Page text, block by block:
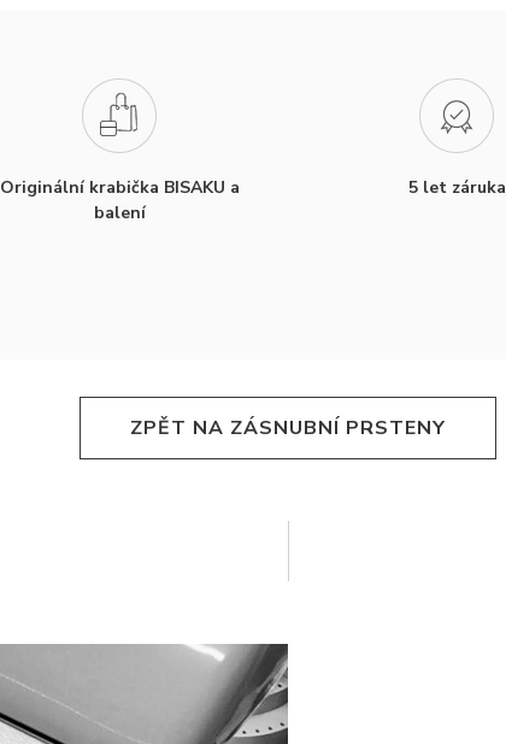
Originální krabička BISAKU a
balení
5 let záruka
ZPĚT NA ZÁSNUBNÍ PRSTENY